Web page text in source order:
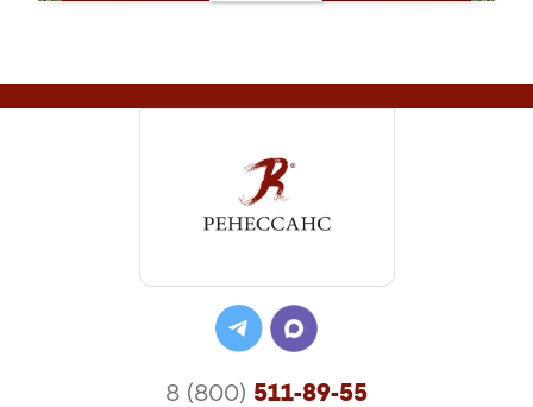
8 (800) 511-89-55